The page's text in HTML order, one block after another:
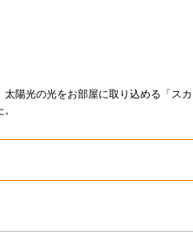
陽光の光をお部屋に取り込める「スカ